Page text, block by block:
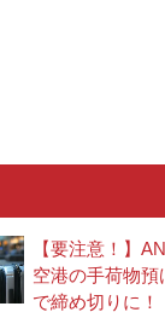
【要注意！】
空港の手荷物預
で締め切りに！